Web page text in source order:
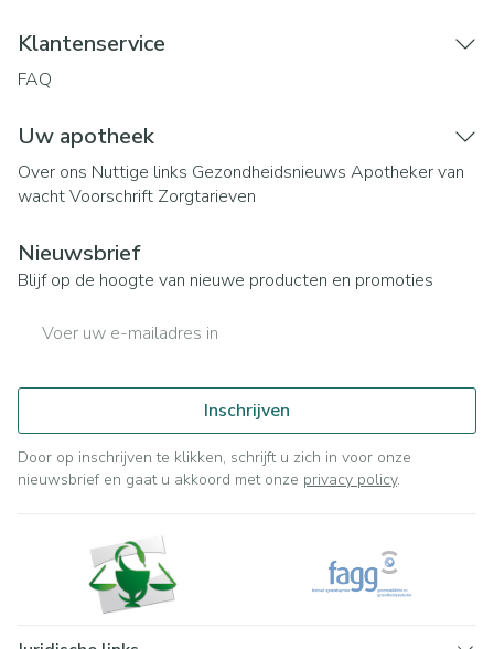
Klantenservice
FAQ
Uw apotheek
Over ons Nuttige links Gezondheidsnieuws Apotheker van
wachtVoorschrift Zorgtarieven
Nieuwsbrief
Blijf op de hoogte van nieuwe producten en promoties
Inschrijven
Door op inschrijven te klikken, schrijft u zich in voor onze
nieuwsbrief en gaat u akkoord met onze privacy policy.